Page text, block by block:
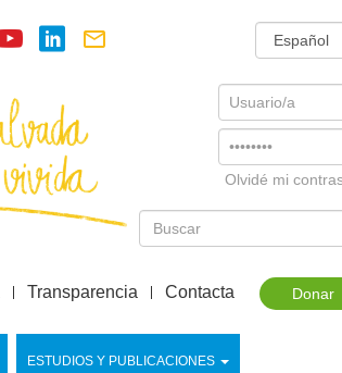
Username
Olvidé mi
Donar
ESTUDIOS Y PUBLICACIONES
Transparencia Contacta